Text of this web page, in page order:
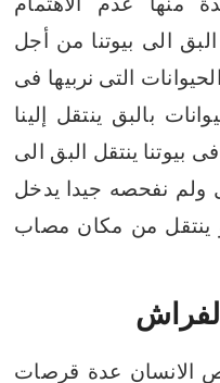
الى بيوتنا من أجل
التى نربيها فى
بالبق ينتقل إلينا
بيوتنا ينتقل البق الى
ولم نفحصه جيدا
يدخل
ينتقل من مكان مصاب
الانسان عدة قرصات